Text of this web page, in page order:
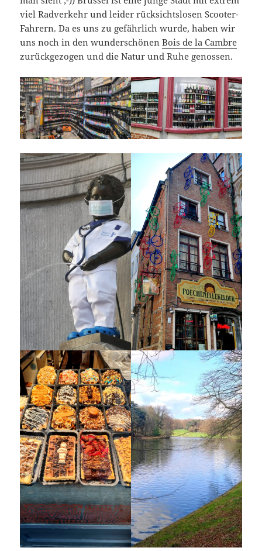
viel Radverkehr und leider rücksichtslosen Scooter-
Fahrern. Da es uns zu gefährlich wurde, haben wir
uns noch in den wunderschönenBois de la Cambre
zurückgezogen und die Natur und Ruhe genossen.